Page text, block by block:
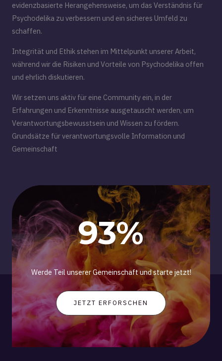
evidenzbasierte Herangehensweise, um das Verständnis für
Psychodelika zu verbessern und ein sicheres Umfeld zu
schaffen.
Integrität und Ethik stehen im Mittelpunkt unserer Arbeit,
während wir die Risiken und Vorteile von Psychodelika offen
und ehrlich diskutieren.
Wir setzen uns aktiv für eine Community ein, in der
Erfahrungen und Erkenntnisse ausgetauscht werden, um
Verantwortungsbewusstsein und Wissen zu fördern.
Grundsätze für verantwortungsvolle Information und
Gemeinschaft
93%
Werde Teil unserer Gemeinschaft und starte jetzt!
JETZT ERFORSCHEN